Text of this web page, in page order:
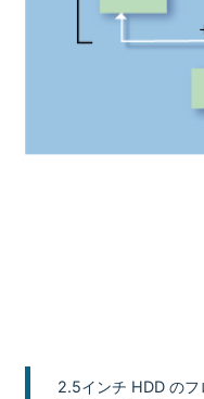
2.5インチ HDD のフ